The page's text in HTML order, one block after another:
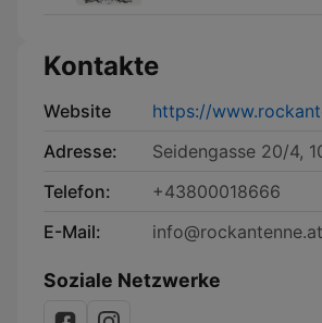
Kontakte
Website
https://
Adresse:
Seidengasse 20/4,
Telefon:
+43800018666
E-Mail:
info@rockantenne.at
Soziale Netzwerke